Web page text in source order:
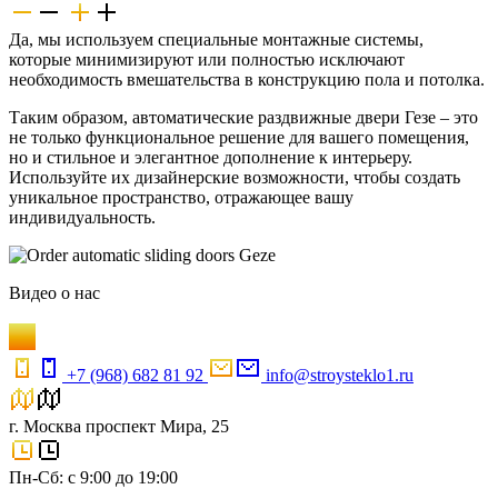
Да, мы используем специальные монтажные системы,
которые минимизируют или полностью исключают
необходимость вмешательства в конструкцию пола и потолка.
Таким образом, автоматические раздвижные двери Гезе – это
не только функциональное решение для вашего помещения,
но и стильное и элегантное дополнение к интерьеру.
Используйте их дизайнерские возможности, чтобы создать
уникальное пространство, отражающее вашу
индивидуальность.
Видео о нас
+7 (968) 682 81 92 info@stroysteklo1.ru
г. Москва проспект Мира, 25
Пн-Сб: с 9:00 до 19:00